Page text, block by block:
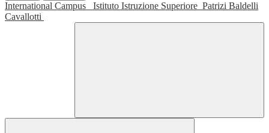
International Campus Istituto Istruzione Superiore Patrizi Baldelli
Cavallotti